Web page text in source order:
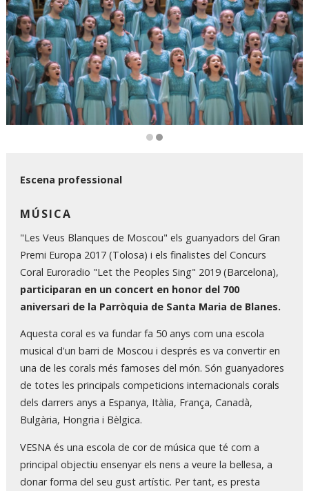
Escena professional
MÚSICA
"Les Veus Blanques de Moscou" els guanyadors del Gran
Premi Europa 2017 (Tolosa) i els finalistes del Concurs
Coral Euroradio "Let the Peoples Sing" 2019 (Barcelona),
participaran en un concert en honor del 700
aniversari de la Parròquia de Santa Maria de Blanes.
Aquesta coral es va fundar fa 50 anys com una escola
musical d'un barri de Moscou i després es va convertir en
una de les corals més famoses del món. Són guanyadores
de totes les principals competicions internacionals corals
dels darrers anys a Espanya, Itàlia, França, Canadà,
Bulgària, Hongria i Bèlgica.
VESNA és una escola de cor de música que té com a
principal objectiu ensenyar els nens a veure la bellesa, a
donar forma del seu gust artístic. Per tant, es presta